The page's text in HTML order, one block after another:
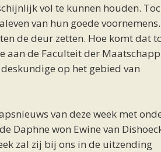
vol te kunnen houden.
van hun goede voornemens.
de deur zetten. Hoe komt dat
aan de Faculteit der
op het gebied van
van deze week met
Daphne won Ewine van
zal zij bij ons in de uitzending